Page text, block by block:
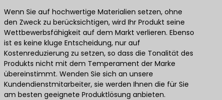
Wenn Sie auf hochwertige Materialien setzen, ohne
den Zweck zu berücksichtigen, wird Ihr Produkt seine
Wettbewerbsfähigkeit auf dem Markt verlieren. Ebenso
ist es keine kluge Entscheidung, nur auf
Kostenreduzierung zu setzen, so dass die Tonalität des
Produkts nicht mit dem Temperament der Marke
übereinstimmt. Wenden Sie sich an unsere
Kundendienstmitarbeiter, sie werden Ihnen die für Sie
am besten geeignete Produktlösung anbieten.